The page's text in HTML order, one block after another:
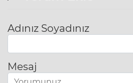
Adınız Soyadınız
Mesaj